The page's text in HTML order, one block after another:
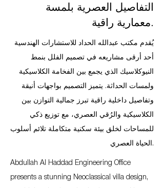
التفاصيل العصرية بلمسة
معمارية راقية.
يُقدم مكتب عبدالله الحداد للاستشارات الهندسية
أحد أرقى مشاريعه في تصميم الفلل بنمط
النيوكلاسيك الذي يجمع بين الفخامة الكلاسيكية
ولمسات الحداثة. يتميز التصميم بواجهات أنيقة
وتفاصيل داخلية راقية تبرز جمالية التوازن بين
الكلاسيكية والرُقي العصري، مع توزيع ذكي
للمساحات لخلق بيئة سكنية متكاملة تلائم أسلوب
الحياة العصري.
Abdullah Al Haddad Engineering Office
presents a stunning Neoclassical villa design,